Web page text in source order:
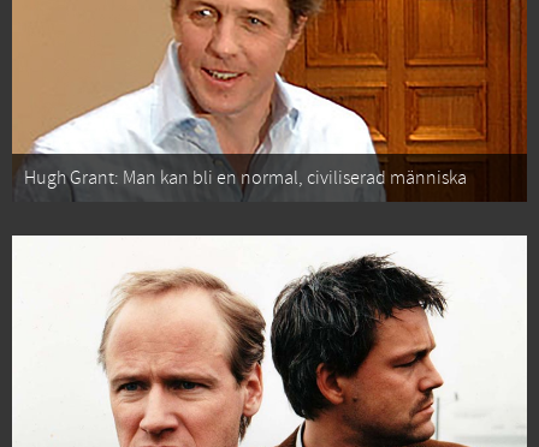
Hugh Grant: Man kan bli en normal, civiliserad människa